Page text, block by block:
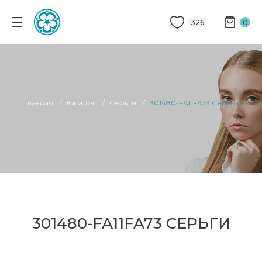
326 0
Главная Каталог Серьги 301480-FA11FA73 Серьги
301480-FA11FA73 СЕРЬГИ